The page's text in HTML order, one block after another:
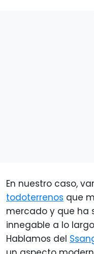
En nuestro caso,
todoterrenos que
mercado y que ha
innegable a lo
Hablamos del